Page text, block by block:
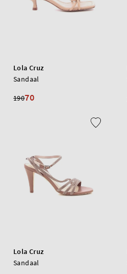
Lola Cruz
Sandaal
19070
Lola Cruz
Sandaal